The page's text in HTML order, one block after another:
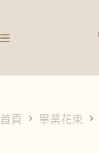
首頁 畢業花束